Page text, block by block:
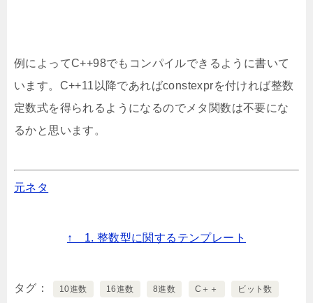
例によってC++98でもコンパイルできるように書いて
います。C++11以降であればconstexprを付ければ整数
定数式を得られるようになるのでメタ関数は不要にな
るかと思います。
元ネタ
↑ 1. 整数型に関するテンプレート
タグ 10進数 16進数 8進数 C＋＋ ビット数